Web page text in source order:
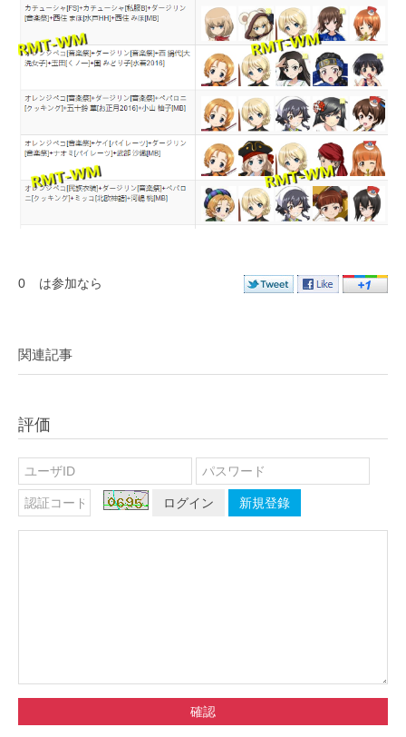
0 は参加なら
関連記事
評価
ログイン 新規登錄
確認